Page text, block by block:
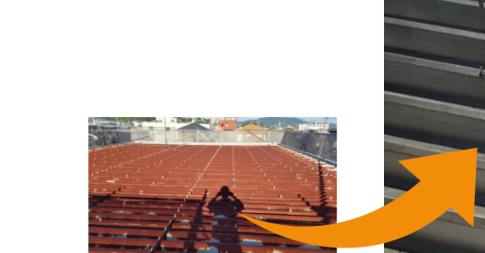
外壁の汚れは、雨だれ・ホコリ・排気ガス・コケや
また色褪せが起こるのは、主に太陽光に含まれる紫
これらの劣化は美観を損ねるだけではなく、建物の
下地処理
塗装工事では工事が始まったからといって、すぐに